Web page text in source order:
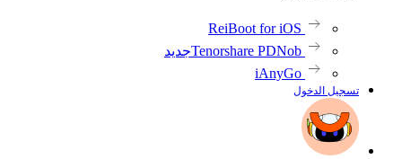
ReiBoot for iOS
Tenorshare PDNobجديد
iAnyGo
تسجيل الدخول